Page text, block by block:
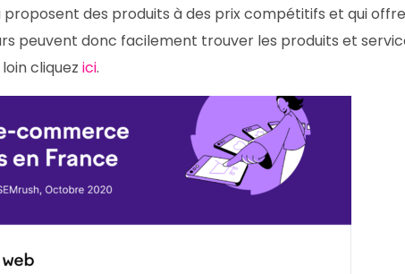
des produits à des prix compétitifs et qui
peuvent donc facilement trouver les produits et
cliquez ici.